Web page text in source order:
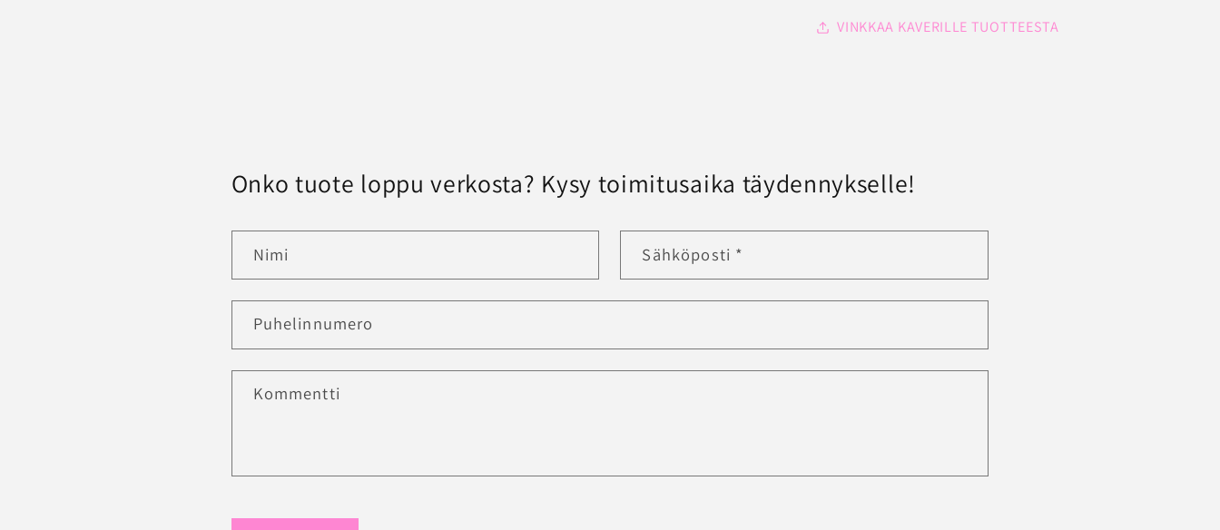
VINKKAA KAVERILLE TUOTTEESTA
Onko tuote loppu verkosta? Kysy toimitusaika täydennykselle!
Nimi Sähköposti *
Puhelinnumero
Kommentti